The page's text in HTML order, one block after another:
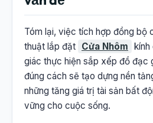
Tóm lại, việc tích hợp đồng bộ
thuật lắp đặt Cửa Nhôm
giác thực hiện sắp xếp đồ đạc
đúng cách sẽ tạo dựng nền
những tăng giá trị tài sản bất
vững cho cuộc sống.